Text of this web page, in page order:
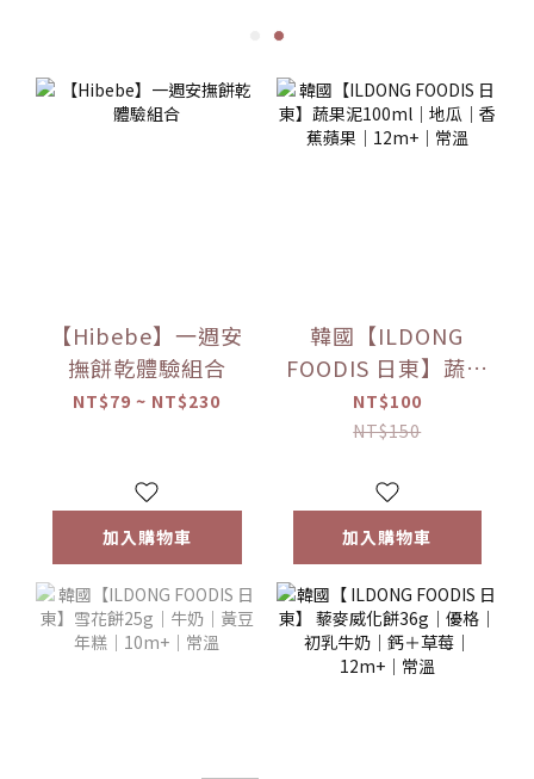
【Hibebe】一週安
撫餅乾體驗組合
NT$79 ~ NT$230
加入購物車
韓國【ILDONG
FOODIS 日東】蔬果
泥100ml｜地瓜｜
香蕉蘋果｜12m+｜
NT$100
NT$150
加入購物車